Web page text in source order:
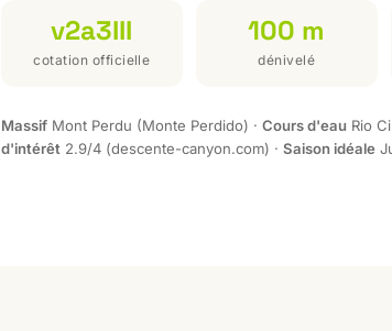
v2a3III
cotation officielle
100 m
dénivelé
Massif Mont Perdu (Monte Perdido) · Cours d'eau Rio
d'intérêt 2.9/4 (descente-canyon.com) · Saison idéale